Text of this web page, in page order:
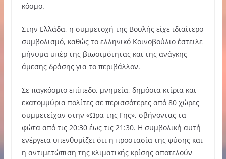
κόσμο.
Στην Ελλάδα, η συμμετοχή της Βουλής είχε ιδιαίτερο
συμβολισμό, καθώς το ελληνικό Κοινοβούλιο έστειλε
μήνυμα υπέρ της βιωσιμότητας και της ανάγκης
άμεσης δράσης για το περιβάλλον.
Σε παγκόσμιο επίπεδο, μνημεία, δημόσια κτίρια και
εκατομμύρια πολίτες σε περισσότερες από 80 χώρες
συμμετείχαν στην «Ώρα της Γης», σβήνοντας τα
φώτα από τις 20:30 έως τις 21:30. Η συμβολική αυτή
ενέργεια υπενθυμίζει ότι η προστασία της φύσης και
η αντιμετώπιση της κλιματικής κρίσης αποτελούν